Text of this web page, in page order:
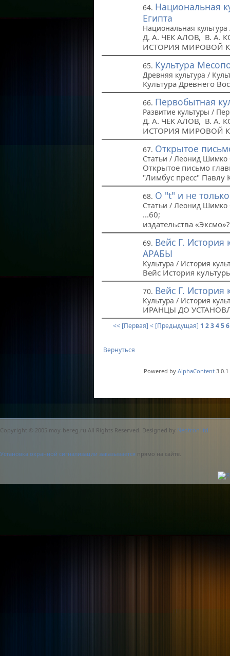
64. Национальная
Египта
Национальная культура
Д. А. ЧЕК АЛОВ, В. А.
ИСТОРИЯ МИРОВОЙ
65. Культура
Древняя культура /
Культура Древнего
66. Первобытная
Развитие культуры /
Д. А. ЧЕК АЛОВ, В. А.
ИСТОРИЯ МИРОВОЙ
67. Открытое
Статьи / Леонид Шимко
Открытое письмо
"Лимбус пресс" Павлу
68. О "t" и не только
Статьи / Леонид Шимко
...60; 1.
издательства
69. Вейс Г. История
АРАБЫ
Культура / История
Вейс История
70. Вейс Г. История
Культура / История
ИРАНЦЫ ДО
<< [Первая] < [Предыдущая] 1 23456
Вернуться
Powered by AlphaContent3.0.1
Copyright © 2005 moy-bereg.ru All Rights Reserved. Designed by Neotron ltd.
Установка охранной сигнализации заказывается прямо на сайте.